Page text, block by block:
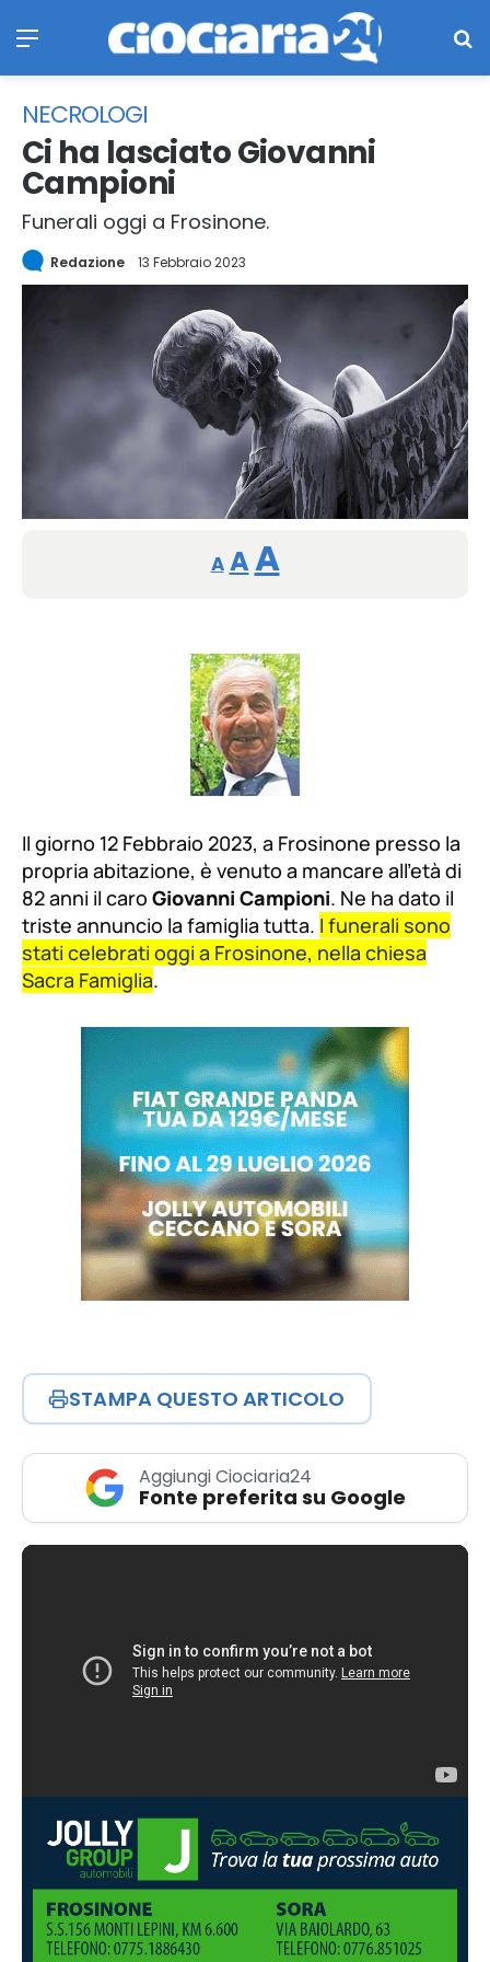
NECROLOGI
Ci ha lasciato Giovanni
Campioni
Funerali oggi a Frosinone.
Redazione 13 Febbraio 2023
A
Reducir
tamaño
A Restablecer
fuente
AAumentar
de
fuente.
Il giorno 12 Febbraio 2023, a Frosinone presso la
propria abitazione, è venuto a mancare all’età di
82 anni il caro Giovanni Campioni. Ne ha dato il
triste annuncio la famiglia tutta. I funerali sono
stati celebrati oggi a Frosinone, nella chiesa
Sacra Famiglia.
STAMPA QUESTO ARTICOLO
Aggiungi Ciociaria24
Fonte preferita su Google